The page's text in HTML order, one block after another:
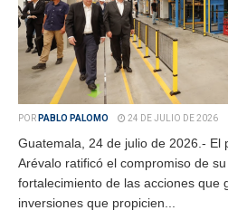
POR PABLO PALOMO 24 DE JULIO DE 2026
Guatemala, 24 de julio de 2026.- El
Arévalo ratificó el compromiso de
fortalecimiento de las acciones que
inversiones que propicien...